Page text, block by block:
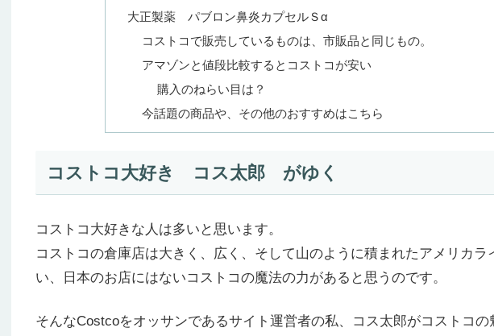
大正製薬 パブロン鼻炎カプセルＳα
コストコで販売しているものは、市販品と同じもの。
アマゾンと値段比較するとコストコが安い
購入のねらい目は？
今話題の商品や、その他のおすすめはこちら
コストコ大好き コス太郎 がゆく
コストコ大好きな人は多いと思います。
コストコの倉庫店は大きく、広く、そして山のように積まれたアメリカ
い、日本のお店にはないコストコの魔法の力があると思うのです。
そんなCostcoをオッサンであるサイト運営者の私、コス太郎がコストコ